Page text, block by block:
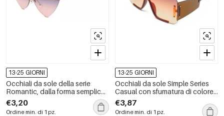
13-25 GIORNI
Occhiali da sole della serie
Romantic, dalla forma semplice
e irregolare a cuore con
sfumatura di colore.
€3,20
Ordine min. di 1 pz.
13-25 GIORNI
Occhiali da sole Simple Series
Casual con sfumatura di colore
mista
€3,87
Ordine min. di 1 pz.